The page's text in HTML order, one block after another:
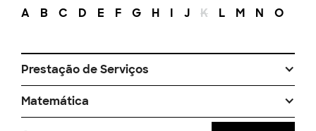
A B C D E F G H I J K L M N O
Prestação de Serviços
Matemática